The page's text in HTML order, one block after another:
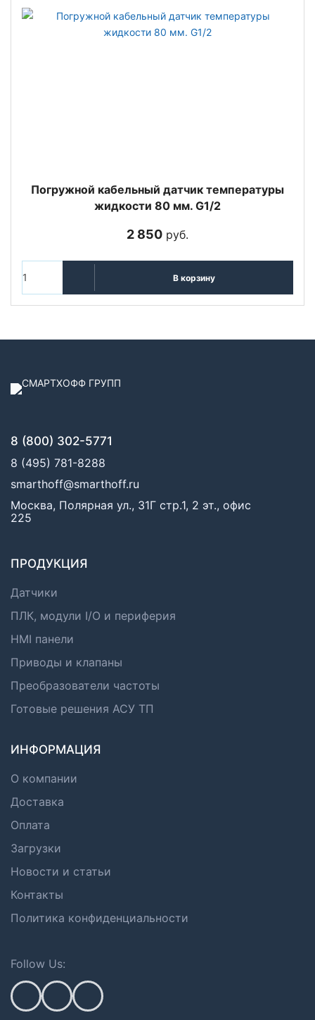
Погружной кабельный датчик температуры
жидкости 80 мм. G1/2
2 850 руб.
В корзину
8 (800) 302-5771
8 (495) 781-8288
smarthoff@smarthoff.ru
Москва, Полярная ул., 31Г стр.1, 2 эт., офис
225
ПРОДУКЦИЯ
Датчики
ПЛК, модули I/O и периферия
HMI панели
Приводы и клапаны
Преобразователи частоты
Готовые решения АСУ ТП
ИНФОРМАЦИЯ
О компании
Доставка
Оплата
Загрузки
Новости и статьи
Контакты
Политика конфиденциальности
Follow Us: